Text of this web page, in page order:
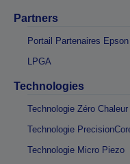
Partners
Portail Partenaires Epson
LPGA
Technologies
Technologie Zéro Chaleur
Technologie
Technologie Micro Piezo